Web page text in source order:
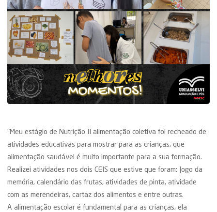
"Meu estágio de Nutrição II alimentação coletiva foi recheado de
atividades educativas para mostrar para as crianças, que
alimentação saudável é muito importante para a sua formação.
Realizei atividades nos dois CEIS que estive que foram: Jogo da
memória, calendário das frutas, atividades de pinta, atividade
com as merendeiras, cartaz dos alimentos e entre outras.
A alimentação escolar é fundamental para as crianças, ela